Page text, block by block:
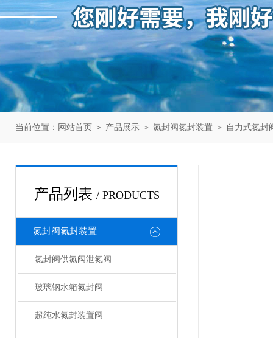
当前位置： 网站首页 ＞ 产品展示 ＞ 氮封阀氮封装置 ＞ 自力式氮封
产品列表 / PRODUCTS
氮封阀氮封装置
氮封阀供氮阀泄氮阀
玻璃钢水箱氮封阀
超纯水氮封装置阀